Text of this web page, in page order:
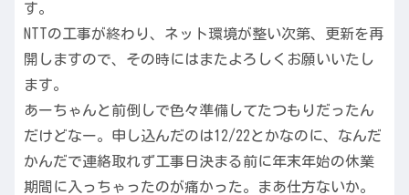
す。
NTTの工事が終わり、ネット環境が整い次第、更新を再
開しますので、その時にはまたよろしくお願いいたし
ます。
あーちゃんと前倒しで色々準備してたつもりだったん
だけどなー。申し込んだのは12/22とかなのに、なんだ
かんだで連絡取れず工事日決まる前に年末年始の休業
期間に入っちゃったのが痛かった。まあ仕方ないか。